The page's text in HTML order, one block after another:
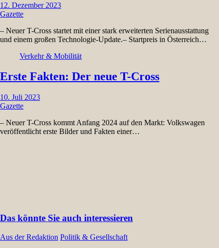
12. Dezember 2023
Gazette
– Neuer T-Cross startet mit einer stark erweiterten Serienausstattung
und einem großen Technologie-Update.– Startpreis in Österreich…
Verkehr & Mobilität
Erste Fakten: Der neue T-Cross
10. Juli 2023
Gazette
– Neuer T-Cross kommt Anfang 2024 auf den Markt: Volkswagen
veröffentlicht erste Bilder und Fakten einer…
Das könnte Sie auch interessieren
Aus der Redaktion Politik & Gesellschaft